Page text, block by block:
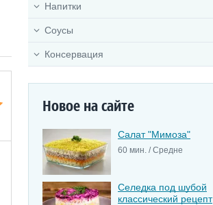
Напитки
Соусы
Консервация
Новое на сайте
Салат "Мимоза"
60 мин. / Средне
Селедка под шубой
классический рецепт